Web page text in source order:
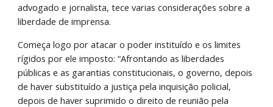
advogado e jornalista, tece varias considerações sobre a
liberdade de imprensa.
Começa logo por atacar o poder instituído e os limites
rígidos por ele imposto: “Afrontando as liberdades
públicas e as garantias constitucionais, o governo, depois
de haver substituído a justiça pela inquisição policial,
depois de haver suprimido o direito de reunião pela